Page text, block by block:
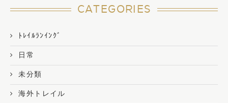
CATEGORIES
ﾄﾚｲﾙﾗﾝｲﾝｸﾞ
日常
未分類
海外トレイル